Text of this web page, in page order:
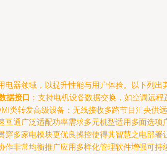
器领域，以提升性能与用户体验。以下列出
据接口 ：支持电机设备数据交换，如空调远程
类转发高级设备：无线接收多路节目汇央供
通广泛适配功率需求多元机型适用多面选项
多家电模块更优良操控使得其智慧之电部署
非常均衡推广应用多样化管理软件增强可持